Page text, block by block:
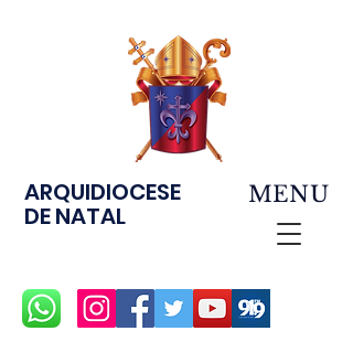
ARQUIDIOCESE
DE NATAL
MENU